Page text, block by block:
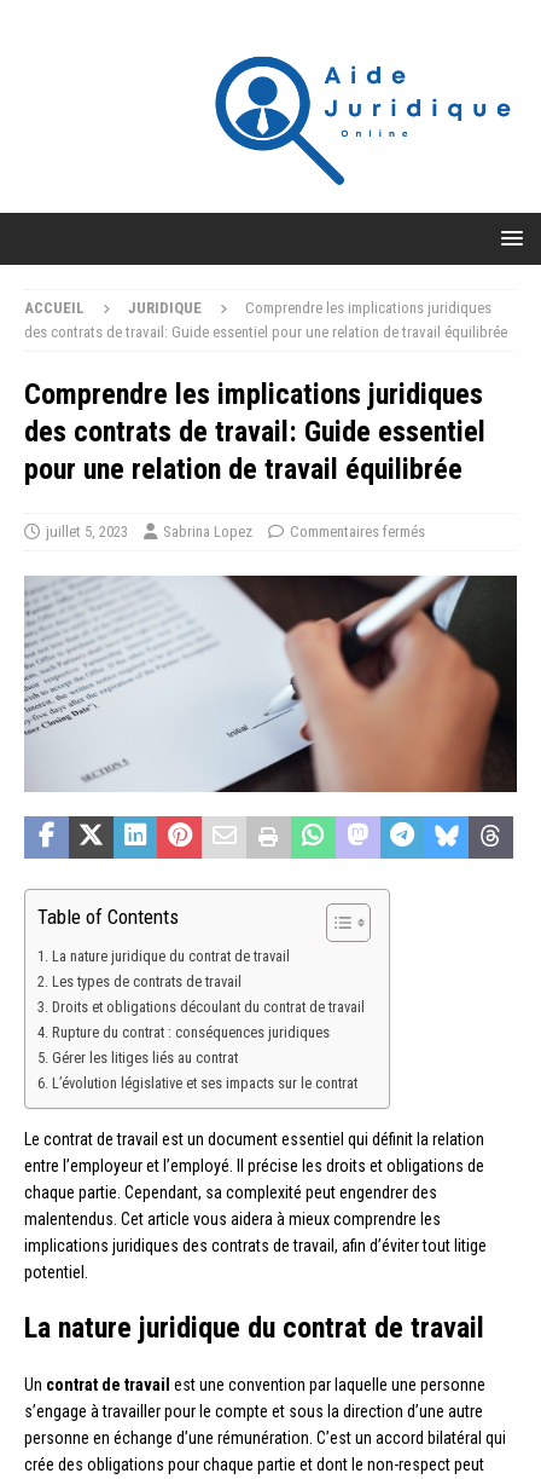
ACCUEIL JURIDIQUE
Comprendre les implications juridiques
des contrats de travail: Guide essentiel pour une relation de travail équilibrée
Comprendre les implications juridiques
des contrats de travail: Guide essentiel
pour une relation de travail équilibrée
juillet 5, 2023 Sabrina Lopez Commentaires fermés
Table of Contents
La nature juridique du contrat de travail
Les types de contrats de travail
Droits et obligations découlant du contrat de travail
Rupture du contrat : conséquences juridiques
Gérer les litiges liés au contrat
L’évolution législative et ses impacts sur le contrat
Le contrat de travail est un document essentiel qui définit la relation
entre l’employeur et l’employé. Il précise les droits et obligations de
chaque partie. Cependant, sa complexité peut engendrer des
malentendus. Cet article vous aidera à mieux comprendre les
implications juridiques des contrats de travail, afin d’éviter tout litige
potentiel.
La nature juridique du contrat de travail
Un contrat de travail est une convention par laquelle une personne
s’engage à travailler pour le compte et sous la direction d’une autre
personne en échange d’une rémunération. C’est un accord bilatéral qui
crée des obligations pour chaque partie et dont le non-respect peut